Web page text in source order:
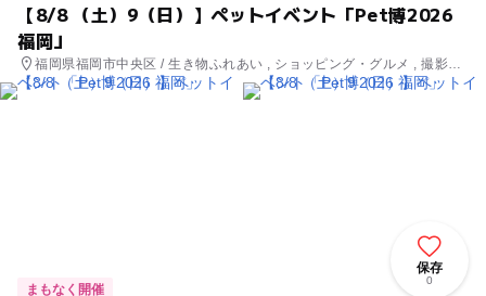
【8/8 （土）9（日）】ペットイベント「Pet博2026
福岡」
福岡県福岡市中央区 / 生き物ふれあい , ショッピング・グルメ , 撮影イ
ベント
保存
0
まもなく開催